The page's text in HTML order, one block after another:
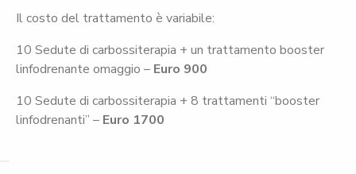
Il costo del trattamento è variabile:
10 Sedute di carbossiterapia + un trattamento booster
linfodrenante omaggio – Euro 900
10 Sedute di carbossiterapia + 8 trattamenti “booster
linfodrenanti” – Euro 1700